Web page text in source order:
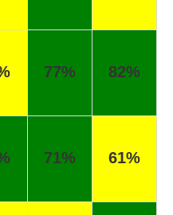
77% 82%
71% 61%